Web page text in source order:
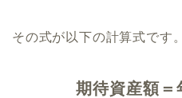
その式が以下の計算式です。
期待資産額